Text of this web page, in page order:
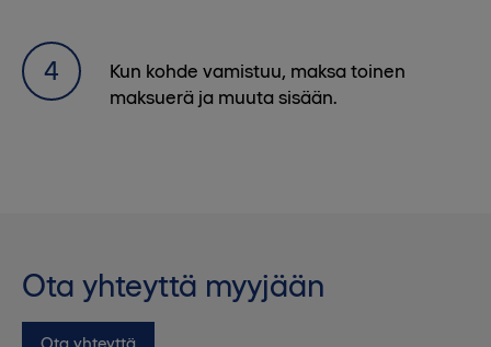
Kun kohde vamistuu, maksa toinen
maksuerä ja muuta sisään.
Ota yhteyttä myyjään
Ota yhteyttä